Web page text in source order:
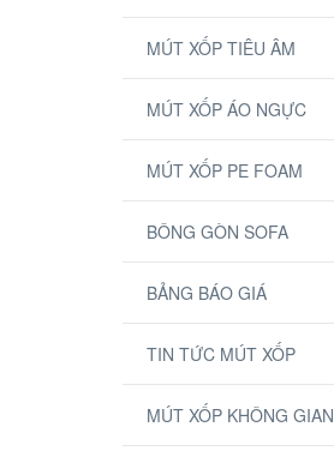
MÚT XỐP TIÊU ÂM
MÚT XỐP ÁO NGỰC
MÚT XỐP PE FOAM
BÔNG GÒN SOFA
BẢNG BÁO GIÁ
TIN TỨC MÚT XỐP
MÚT XỐP KHÔNG GIAN